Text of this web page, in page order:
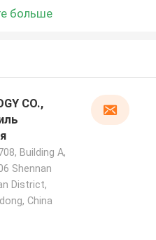
больше
CO.,
Building A,
Shennan
District,
China